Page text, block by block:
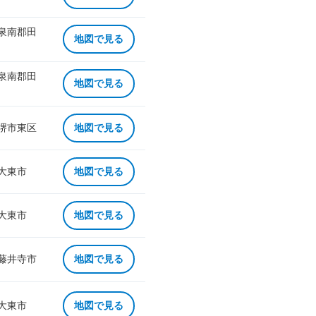
南郡田
地図で見る
南郡田
地図で見る
市東区 地図で見る
東市 地図で見る
東市 地図で見る
井寺市 地図で見る
東市 地図で見る